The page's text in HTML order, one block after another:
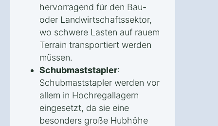
hervorragend für den Bau-
oder Landwirtschaftssektor,
wo schwere Lasten auf rauem
Terrain transportiert werden
müssen.
Schubmaststapler:
Schubmaststapler werden vor
allem in Hochregallagern
eingesetzt, da sie eine
besonders große Hubhöhe